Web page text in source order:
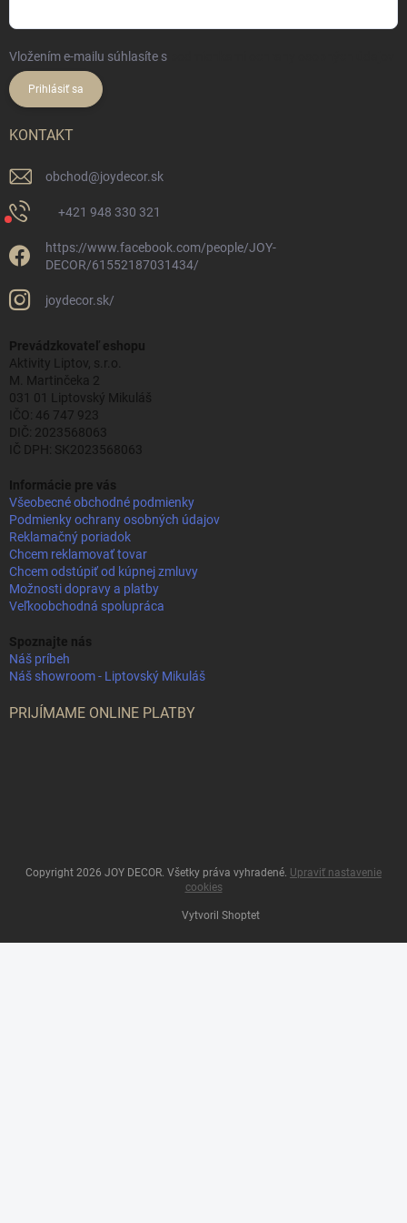
Vložením e-mailu súhlasíte s
Prihlásiť sa
KONTAKT
obchod@joydecor.sk
+421 948 330 321
https://www.facebook.com/people/JOY-
DECOR/61552187031434/
joydecor.sk/
Prevádzkovateľ eshopu
Aktivity Liptov, s.r.o.
M. Martinčeka 2
031 01 Liptovský Mikuláš
IČO: 46 747 923
DIČ: 2023568063
IČ DPH: SK2023568063
Informácie pre vás
Všeobecné obchodné podmienky
Podmienky ochrany osobných údajov
Reklamačný poriadok
Chcem reklamovať tovar
Chcem odstúpiť od kúpnej zmluvy
Možnosti dopravy a platby
Veľkoobchodná spolupráca
Spoznajte nás
Náš príbeh
Náš showroom - Liptovský Mikuláš
PRIJÍMAME ONLINE PLATBY
Vytvoril Shoptet
Copyright 2026 JOY DECOR . Všetky práva vyhradené. Upraviť nastavenie
cookies